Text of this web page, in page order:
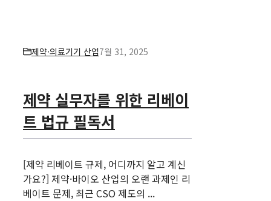
제약·의료기기 산업7월 31, 2025
제약 실무자를 위한 리베이
트 법규 필독서
[제약 리베이트 규제, 어디까지 알고 계신
가요?] 제약·바이오 산업의 오랜 과제인 리
베이트 문제, 최근 CSO 제도의 ...